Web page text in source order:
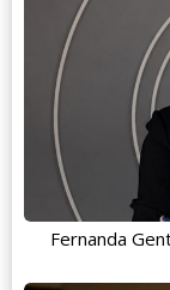
Fernanda